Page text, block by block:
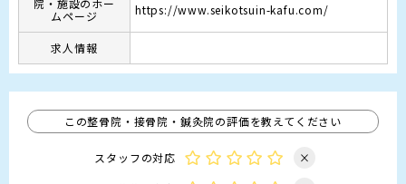
ムページ
https://www.seikotsuin-kafu.com/
求人情報
この整骨院・接骨院・鍼灸院の評価を教えてください
スタッフの対応
×